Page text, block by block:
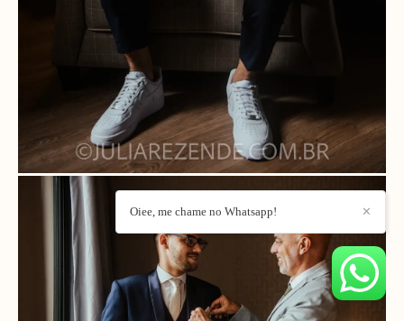
✕
Oiee, me chame no Whatsapp!